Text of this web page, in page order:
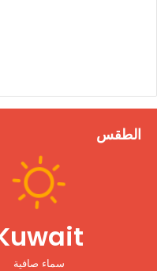
الطقس
سماء صافية